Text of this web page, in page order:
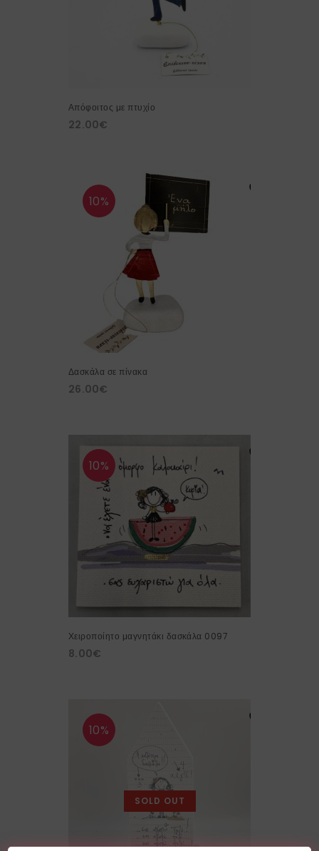
Απόφοιτος με πτυχίο
22.00€
10%
Δασκάλα σε πίνακα
26.00€
10%
Χειροποίητο μαγνητάκι δασκάλα 0097
8.00€
10%
SOLD OUT